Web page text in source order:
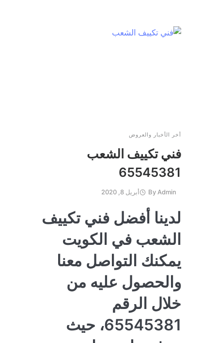
أخر الأخبار والعروض
فني تكييف الشعب
65545381
By Admin أبريل 8, 2020
لدينا أفضل فني تكييف
الشعب في الكويت
يمكنك التواصل معنا
والحصول عليه من
خلال الرقم
65545381، حيث